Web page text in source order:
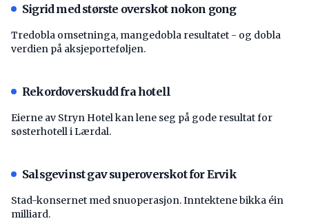
Sigrid med største overskot nokon gong
Tredobla omsetninga, mangedobla resultatet - og dobla
verdien på aksjeporteføljen.
Rekordoverskudd fra hotell
Eierne av Stryn Hotel kan lene seg på gode resultat for
søsterhotell i Lærdal.
Salsgevinst gav superoverskot for Ervik
Stad-konsernet med snuoperasjon. Inntektene bikka éin
milliard.